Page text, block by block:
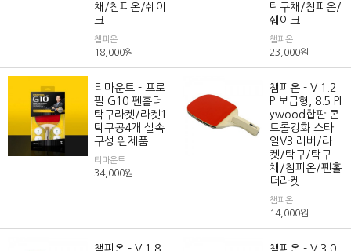
채/참피온/쉐이
크
챔피온
18,000원
탁구채/참피온/
쉐이크
챔피온
23,000원
티마운트 - 프로
필 G10 펜홀더
탁구라켓/라켓1
탁구공4개 실속
구성 완제품
티마운트
34,000원
챔피온 - V 1.2
P 보급형, 8.5 Pl
ywood합판 콘
트롤강화 스타
일V3 러버/라
켓/탁구/탁구
채/참피온/펜홀
더라켓
챔피온
14,000원
챔피온 - V 1.8
챔피온 - V 3.0